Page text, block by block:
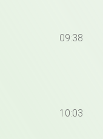
09:38
10:03